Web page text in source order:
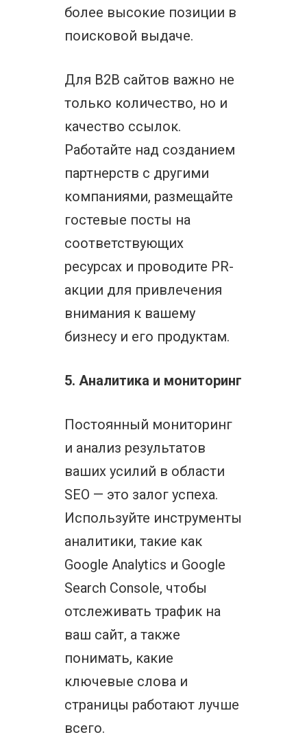
более высокие позиции в
поисковой выдаче.
Для B2B сайтов важно не
только количество, но и
качество ссылок.
Работайте над созданием
партнерств с другими
компаниями, размещайте
гостевые посты на
соответствующих
ресурсах и проводите PR-
акции для привлечения
внимания к вашему
бизнесу и его продуктам.
5. Аналитика и мониторинг
Постоянный мониторинг
и анализ результатов
ваших усилий в области
SEO — это залог успеха.
Используйте инструменты
аналитики, такие как
Google Analytics и Google
Search Console, чтобы
отслеживать трафик на
ваш сайт, а также
понимать, какие
ключевые слова и
страницы работают лучше
всего.